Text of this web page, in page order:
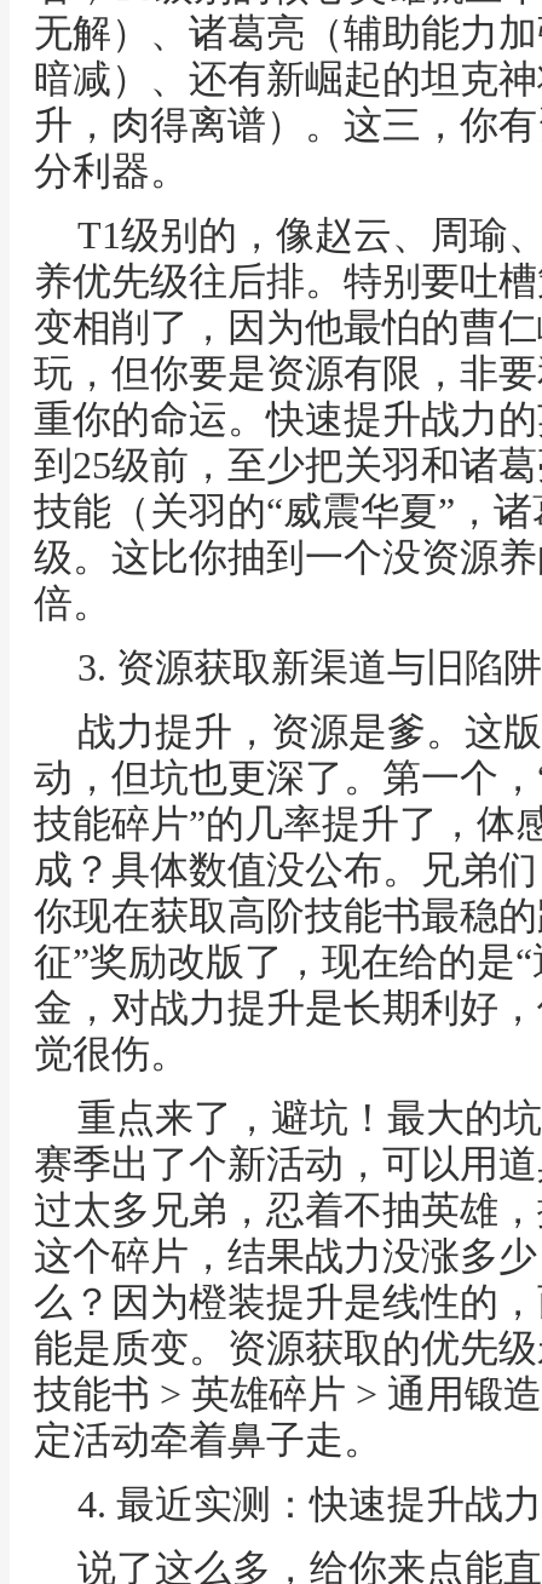
无解）、诸葛亮（辅助能力
暗减）、还有新崛起的坦克
升，肉得离谱）。这三，你
分利器。
T1级别的，像赵云、周瑜
养优先级往后排。特别要吐
变相削了，因为他最怕的曹
玩，但你要是资源有限，非
重你的命运。快速提升战力
到25级前，至少把关羽和诸
技能（关羽的“威震华夏”，
级。这比你抽到一个没资源
倍。
3. 资源获取新渠道与旧陷
战力提升，资源是爹。这
动，但坑也更深了。第一个
技能碎片”的几率提升了，体
成？具体数值没公布。兄弟
你现在获取高阶技能书最稳
征”奖励改版了，现在给的是
金，对战力提升是长期利好
觉很伤。
重点来了，避坑！最大的
赛季出了个新活动，可以用
过太多兄弟，忍着不抽英雄
这个碎片，结果战力没涨多
么？因为橙装提升是线性的
能是质变。资源获取的优先
技能书 > 英雄碎片 > 通用锻
定活动牵着鼻子走。
4. 最近实测：快速提升战
说了这么多，给你来点能